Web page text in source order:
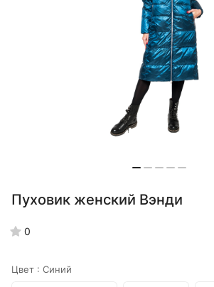
Пуховик женский Вэнди
0
Цвет : Синий